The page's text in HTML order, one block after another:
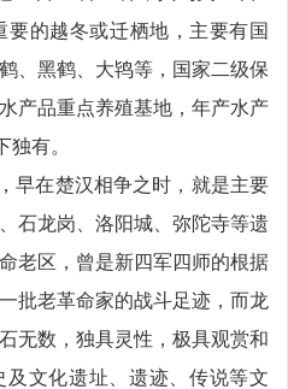
的越冬或迁栖地，主要有国
、黑鹤、大鸨等，国家二级保
产品重点养殖基地，年产水产
有。
早在楚汉相争之时，就是主要
石龙岗、洛阳城、弥陀寺等遗
老区，曾是新四军四师的根据
批老革命家的战斗足迹，而龙
无数，独具灵性，极具观赏和
文化遗址、遗迹、传说等文